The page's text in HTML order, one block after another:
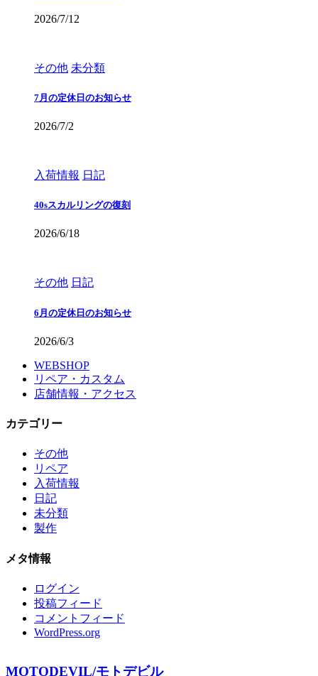
2026/7/12
その他 未分類
7月の定休日のお知らせ
2026/7/2
入荷情報 日記
40sスカルリングの復刻
2026/6/18
その他 日記
6月の定休日のお知らせ
2026/6/3
WEBSHOP
リペア・カスタム
店舗情報・アクセス
カテゴリー
その他
リペア
入荷情報
日記
未分類
製作
メタ情報
ログイン
投稿フィード
コメントフィード
WordPress.org
MOTODEVIL/モトデビル